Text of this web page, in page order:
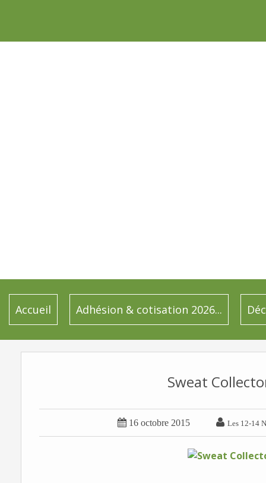
Accueil Adhésion & cotisation 2026...
Sweat
 16 octobre 2015  Les 12-14